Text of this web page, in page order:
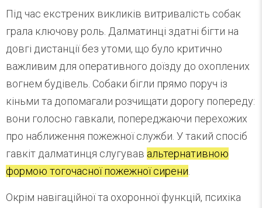
Під час екстрених викликів витривалість собак
грала ключову роль. Далматинці здатні бігти на
довгі дистанції без утоми, що було критично
важливим для оперативного доїзду до охоплених
вогнем будівель. Собаки бігли прямо поруч із
кіньми та допомагали розчищати дорогу попереду:
вони голосно гавкали, попереджаючи перехожих
про наближення пожежної служби. У такий спосіб
гавкіт далматинця слугував альтернативною
формою тогочасної пожежної сирени.
Окрім навігаційної та охоронної функцій, психіка